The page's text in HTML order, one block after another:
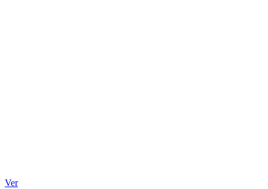
Ver